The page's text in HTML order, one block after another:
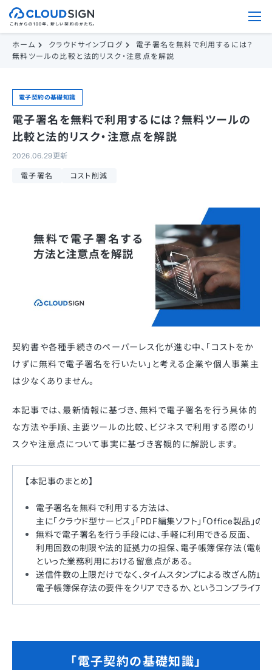
ホーム クラウドサインブログ
電子署名を無料で利用するには？
無料ツールの比較と法的リスク・注意点を解説
電子契約の基礎知識
電子署名を無料で利用するには？無料ツールの
比較と法的リスク・注意点を解説
2026.06.29更新
電子署名 コスト削減
契約書や各種手続きのペーパーレス化が進む中、「コストをか
けずに無料で電子署名を行いたい」と考える企業や個人事業主
は少なくありません。
本記事では、最新情報に基づき、無料で電子署名を行う具体的
な方法や手順、主要ツールの比較、ビジネスで利用する際のリ
スクや注意点について事実に基づき客観的に解説します。
【本記事のまとめ】
電子署名を無料で利用する方法は、
主に「クラウド型サービス」「PDF編集ソフト」「Office製品」の3
無料で電子署名を行う手段には、手軽に利用できる反面、
利用回数の制限や法的証拠力の担保、電子帳簿保存法（電帳
といった業務利用における留意点がある。
送信件数の上限だけでなく、タイムスタンプによる改ざん防止、
電子帳簿保存法の要件をクリアできるか、というコンプライア
「電子契約の基礎知識」